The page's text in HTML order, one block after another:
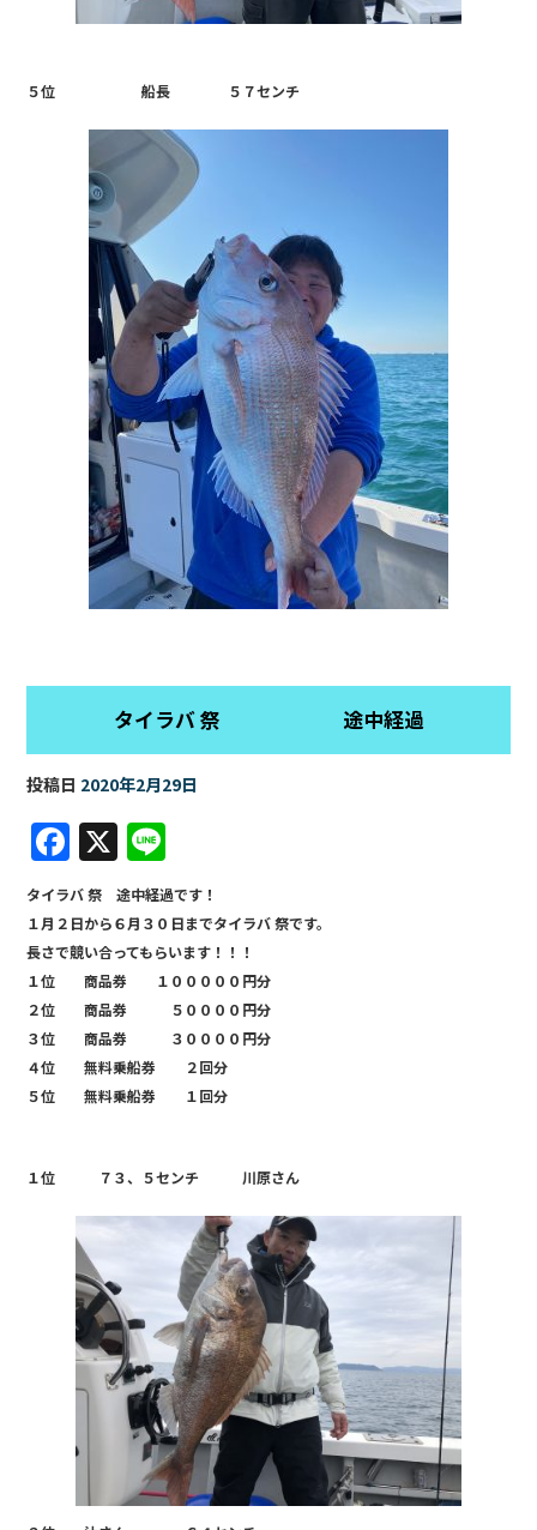
５位 船長 ５７センチ
タイラバ 祭 途中経過
投稿日 2020年2月29日
F
a
c
e
b
o
o
k
X
n
e
タイラバ 祭 途中経過です！
１月２日から６月３０日までタイラバ 祭です。
長さで競い合ってもらいます！！！
１位 商品券 １０００００円分
２位 商品券 ５００００円分
３位 商品券 ３００００円分
４位 無料乗船券 ２回分
５位 無料乗船券 １回分
１位 ７３、５センチ 川原さん